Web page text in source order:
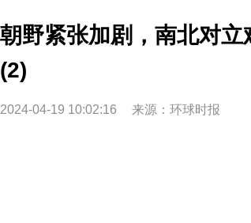
朝野紧张加剧，南北对
(2)
2024-04-19 10:02:16 来源：环球时报